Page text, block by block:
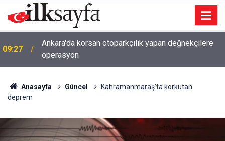
09:27
Ankara'da korsan otoparkçılık yapan değnekçilere
operasyon
Anasayfa Güncel
Kahramanmaraş'ta korkutan
deprem